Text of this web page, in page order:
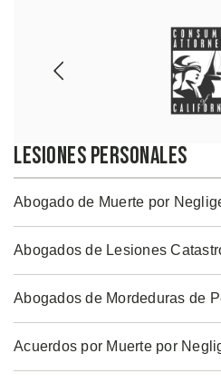
Lesiones Personales
Abogado de Muerte por
Abogados de Lesiones
Abogados de Mordeduras de
Acuerdos por Muerte por